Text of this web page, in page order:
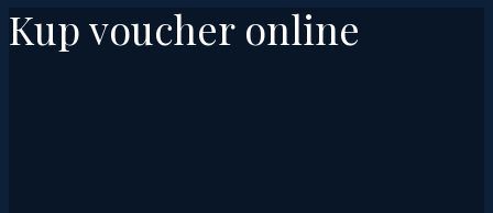
Kup voucher online